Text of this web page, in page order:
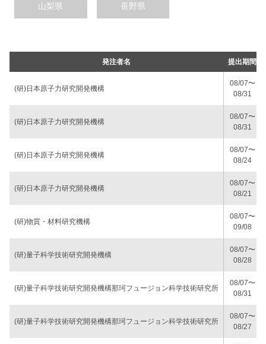
山梨県 長野県
発注者名 提出期間
(研)日本原子力研究開発機構
08/07〜
08/31
(研)日本原子力研究開発機構
08/07〜
08/31
(研)日本原子力研究開発機構
08/07〜
08/24
(研)日本原子力研究開発機構
08/07〜
08/21
(研)物質・材料研究機構
08/07〜
09/08
(研)量子科学技術研究開発機構
08/07〜
08/28
(研)量子科学技術研究開発機構那珂フュージョン科学技術研究所
08/07〜
08/31
(研)量子科学技術研究開発機構那珂フュージョン科学技術研究所
08/07〜
08/27